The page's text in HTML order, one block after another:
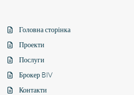
Головна сторінка
Проекти
Послуги
Брокер BIV
Контакти